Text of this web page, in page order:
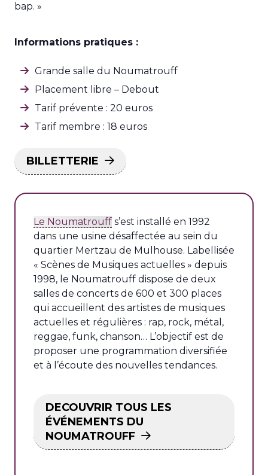
bap. »
Informations pratiques :
Grande salle du Noumatrouff
Placement libre – Debout
Tarif prévente : 20 euros
Tarif membre : 18 euros
BILLETTERIE
Le Noumatrouff s’est installé en 1992
dans une usine désaffectée au sein du
quartier Mertzau de Mulhouse. Labellisée
« Scènes de Musiques actuelles » depuis
1998, le Noumatrouff dispose de deux
salles de concerts de 600 et 300 places
qui accueillent des artistes de musiques
actuelles et régulières : rap, rock, métal,
reggae, funk, chanson… L’objectif est de
proposer une programmation diversifiée
et à l’écoute des nouvelles tendances.
DECOUVRIR TOUS LES
ÉVÉNEMENTS DU
NOUMATROUFF